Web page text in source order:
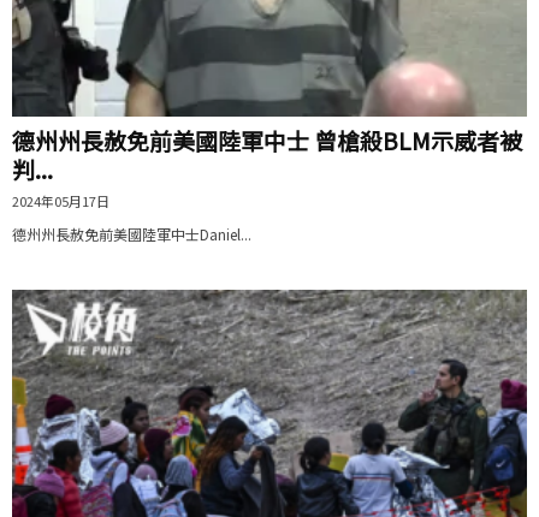
德州州長赦免前美國陸軍中士 曾槍殺BLM示威者被
判...
2024年05月17日
德州州長赦免前美國陸軍中士Daniel...